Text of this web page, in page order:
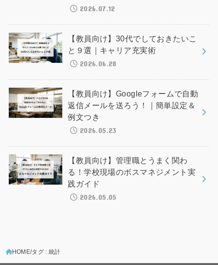
2026.07.12
【教員向け】30代でしておきたいこ
と９選｜キャリア充実術
2026.06.28
【教員向け】Googleフォームで自動
返信メールを送ろう！｜簡単設定＆
例文つき
2026.05.23
【教員向け】管理職とうまく関わ
る！学校現場のボスマネジメント実
践ガイド
2026.05.05
HOME タグ : 統計